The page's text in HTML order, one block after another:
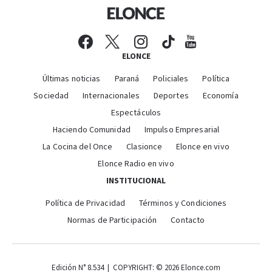
ELONCE
Últimas noticias Paraná Policiales
Política
Sociedad
Internacionales Deportes
Economía
Espectáculos
Haciendo Comunidad
Impulso Empresarial
La Cocina del Once
Clasionce
Elonce en vivo
Elonce Radio en vivo
INSTITUCIONAL
Política de Privacidad
Términos y Condiciones
Normas de Participación
Contacto
Edición N° 8.534 | COPYRIGHT: © 2026 Elonce.com